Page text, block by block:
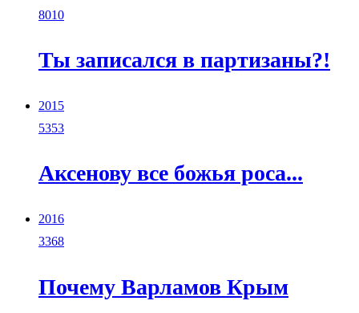
8010
Ты записался в партизаны?!
2015
5353
Аксенову все божья роса...
2016
3368
Почему Варламов Крым